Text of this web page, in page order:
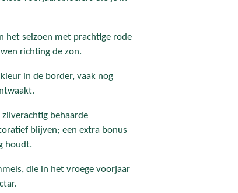
het seizoen met prachtige rode
richting de zon.
in de border, vaak nog
behaarde
blijven; een extra bonus
houdt.
die in het vroege voorjaar